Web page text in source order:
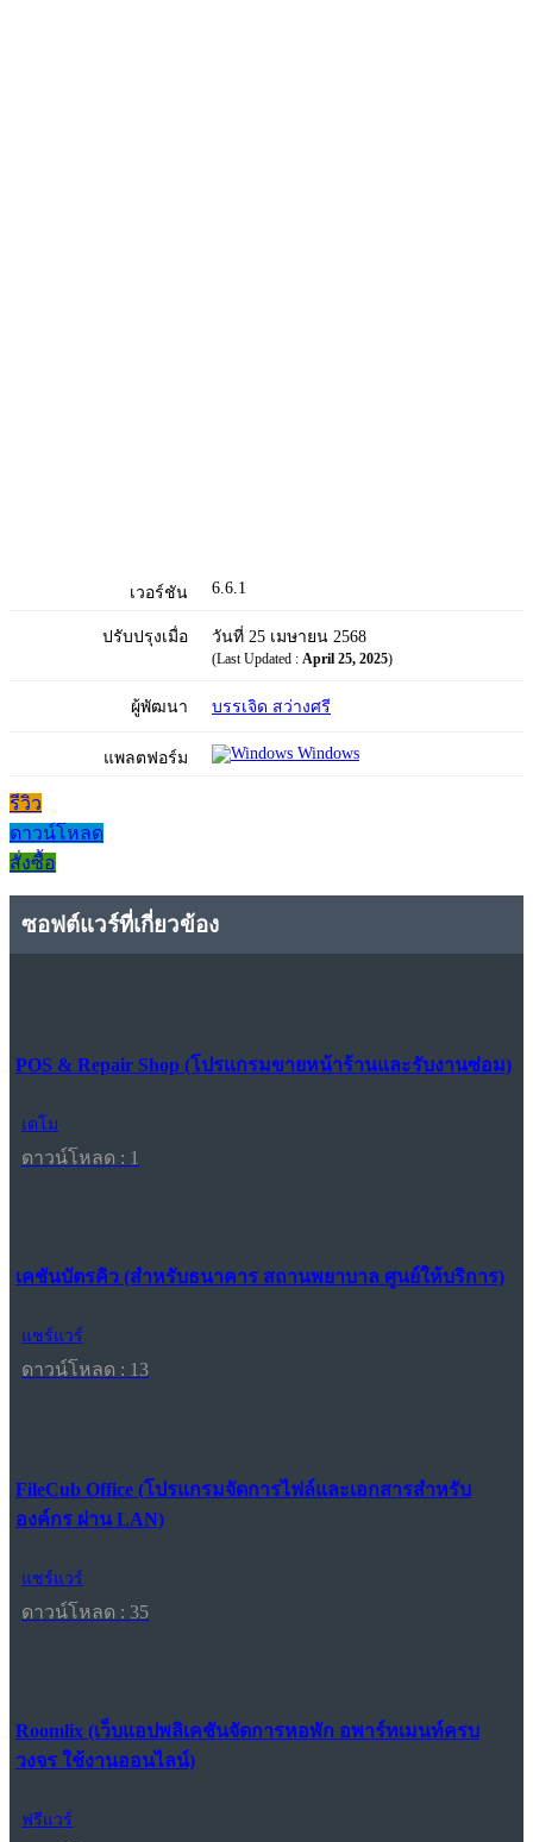
เวอร์ชัน 6.6.1
ปรับปรุงเมื่อ วันที่ 25 เมษายน 2568
(Last Updated : April 25, 2025)
ผู้พัฒนา บรรเจิด สว่างศรี
แพลตฟอร์ม Windows
รีวิว
ดาวน์โหลด
สั่งซื้อ
ซอฟต์แวร์ที่เกี่ยวข้อง
POS & Repair Shop (โปรแกรมขายหน้าร้านและรับงานซ่อม)
เดโม
ดาวน์โหลด : 1
เคชันบัตรคิว (สำหรับธนาคาร สถานพยาบาล ศูนย์ให้บริการ)
แชร์แวร์
ดาวน์โหลด : 13
FileCub Office (โปรแกรมจัดการไฟล์และเอกสารสำหรับ
องค์กร ผ่าน LAN)
แชร์แวร์
ดาวน์โหลด : 35
Roomlix (เว็บแอปพลิเคชันจัดการหอพัก อพาร์ทเมนท์ครบ
วงจร ใช้งานออนไลน์)
ฟรีแวร์